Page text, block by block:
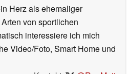
Herz als ehemaliger
von sportlichen
interessiere ich mich
Video/Foto, Smart Home und